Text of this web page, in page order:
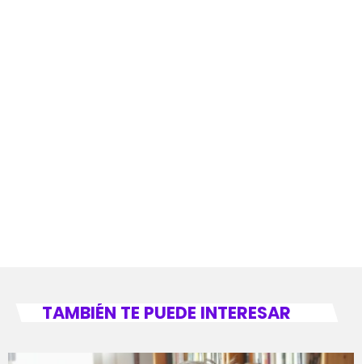
TAMBIÉN TE PUEDE INTERESAR